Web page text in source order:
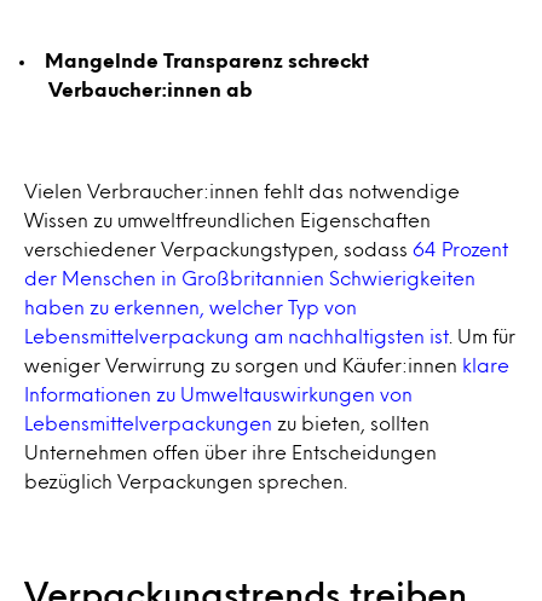
Mangelnde Transparenz schreckt
Verbaucher:innen ab
Vielen Verbraucher:innen fehlt das notwendige
Wissen zu umweltfreundlichen Eigenschaften
verschiedener Verpackungstypen, sodass 64 Prozent
der Menschen in Großbritannien Schwierigkeiten
haben zu erkennen, welcher Typ von
Lebensmittelverpackung am nachhaltigsten ist . Um für
weniger Verwirrung zu sorgen und Käufer:innen klare
Informationen zu Umweltauswirkungen von
Lebensmittelverpackungen zu bieten, sollten
Unternehmen offen über ihre Entscheidungen
bezüglich Verpackungen sprechen.
Verpackungstrends treiben